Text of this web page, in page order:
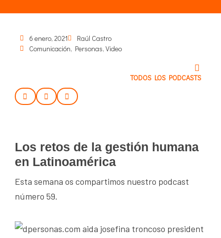
6 enero, 2021
Raúl Castro
Comunicación, Personas, Video
TODOS LOS PODCASTS
Los retos de la gestión humana
en Latinoamérica
Esta semana os compartimos nuestro podcast
número 59.